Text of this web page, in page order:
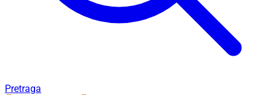
Pretraga